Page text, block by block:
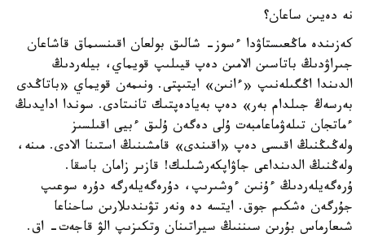
نە دەيىن ساعان؟
كەزىندە ماڭعىستاۋدا ءسوز- شالىق بولعان اقىنسىماق قاشاعان
جىراۋدىڭ باتاسىن الامىن دەپ قيىلىپ قويماي، بيلەردىڭ
الدىندا اڭگىلەنىپ «ءانىن» ايتىپتى. ونىمەن قويماي «باتاڭدى
بەرسەڭ جىلدام بەر» دەپ بەيادەپتىك تانىتادى. سوندا ادايدىڭ
ءماتجان تىلەۋماعامبەت ۇلى دەگەن ۇلىق ءبيى اقىلسىز
ولەڭىڭنىڭ اقىسى دەپ «اقىندى» قامشىنىڭ استىنا الادى. مىنە،
ولەڭنىڭ الدىنداعى جاۋاپكەرشىلىك! قازىر زامان باسقا.
ۇرەگەيلەردىڭ ءۇنىن ءوشىرىپ، دۇرەگەيلەرگە دۇرە سوعىپ
جۇرگەن ەشكىم جوق. ايتسە دە ونەر تۋىندىلارىن ساحناعا
شىعارماس بۇرىن سىننىڭ سيراتىنان وتكىزىپ الۋ قاجەت- اق.